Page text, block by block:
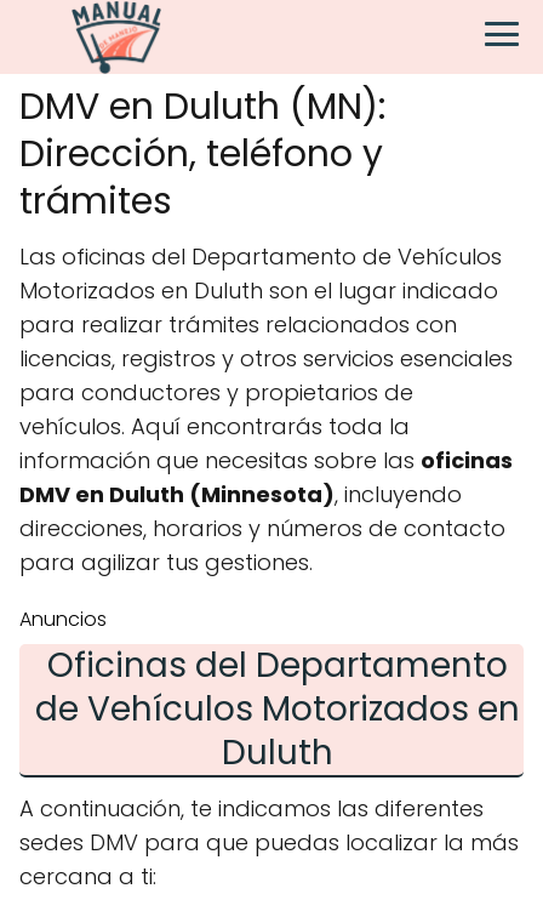
DMV en Duluth (MN):
Dirección, teléfono y
trámites
Las oficinas del Departamento de Vehículos
Motorizados en Duluth son el lugar indicado
para realizar trámites relacionados con
licencias, registros y otros servicios esenciales
para conductores y propietarios de
vehículos. Aquí encontrarás toda la
información que necesitas sobre las oficinas
DMV en Duluth (Minnesota), incluyendo
direcciones, horarios y números de contacto
para agilizar tus gestiones.
Anuncios
Oficinas del Departamento
de Vehículos Motorizados en
Duluth
A continuación, te indicamos las diferentes
sedes DMV para que puedas localizar la más
cercana a ti: